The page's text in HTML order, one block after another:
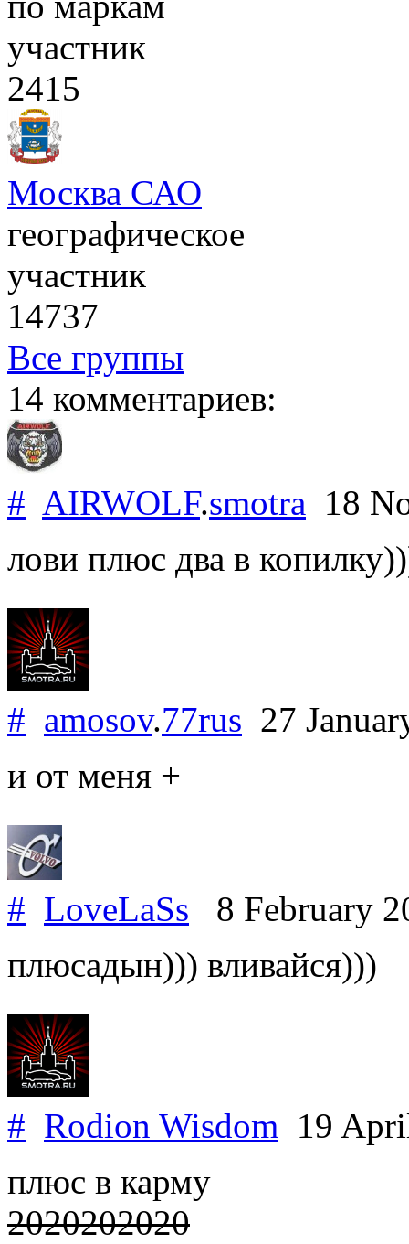
участник
2415
Москва САО
географическое
участник
14737
Все группы
14 комментариев:
# AIRWOLF.smotra 18
лови плюс два в
# amosov.77rus 27
и от меня +
# LoveLaSs 8 February
плюсадын))) вливайся)))
# Rodion Wisdom 19
плюс в карму
2020202020